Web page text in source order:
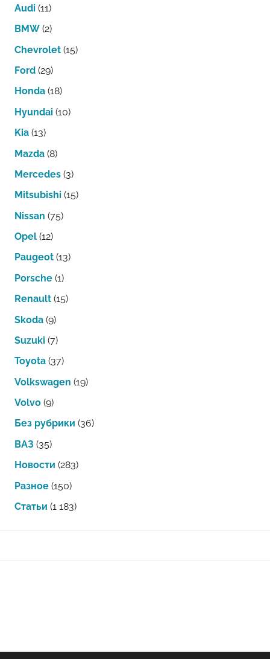
Audi (11)
BMW (2)
Chevrolet (15)
Ford (29)
Honda (18)
Hyundai (10)
Kia (13)
Mazda (8)
Mercedes (3)
Mitsubishi (15)
Nissan (75)
Opel (12)
Paugeot (13)
Porsche (1)
Renault (15)
Skoda (9)
Suzuki (7)
Toyota (37)
Volkswagen (19)
Volvo (9)
Без рубрики (36)
ВАЗ (35)
Новости (283)
Разное (150)
Статьи (1 183)